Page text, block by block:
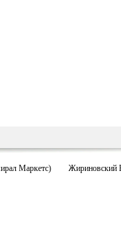
Маркетс) Жириновский